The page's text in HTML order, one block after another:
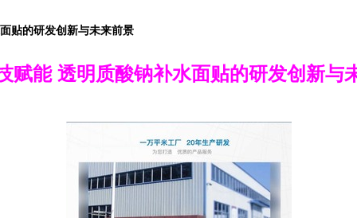
贴的研发创新与未来前景
赋能 透明质酸钠补水面贴的研发创新与